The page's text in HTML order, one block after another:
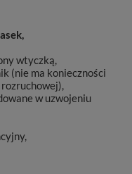
wtyczką,
(nie ma konieczności
w uzwojeniu